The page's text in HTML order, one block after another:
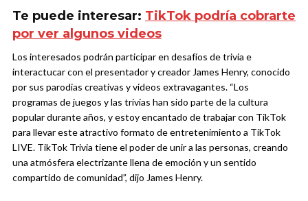
Te puede interesar: TikTok podría cobrarte
por ver algunos videos
Los interesados podrán participar en desafíos de trivia e
interactucar con el presentador y creador James Henry, conocido
por sus parodias creativas y videos extravagantes. “Los
programas de juegos y las trivias han sido parte de la cultura
popular durante años, y estoy encantado de trabajar con TikTok
para llevar este atractivo formato de entretenimiento a TikTok
LIVE. TikTok Trivia tiene el poder de unir a las personas, creando
una atmósfera electrizante llena de emoción y un sentido
compartido de comunidad”, dijo James Henry.